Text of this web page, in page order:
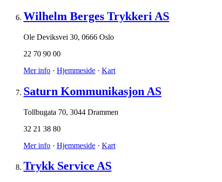
Wilhelm Berges Trykkeri AS
Ole Deviksvei 30, 0666 Oslo
22 70 90 00
Mer info · Hjemmeside · Kart
Saturn Kommunikasjon AS
Tollbugata 70, 3044 Drammen
32 21 38 80
Mer info · Hjemmeside · Kart
Trykk Service AS